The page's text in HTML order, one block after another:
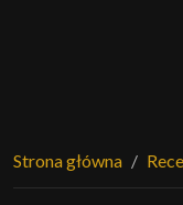
Strona główna